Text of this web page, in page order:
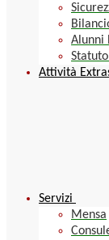
Alunni
Attività
Servizi
Mensa